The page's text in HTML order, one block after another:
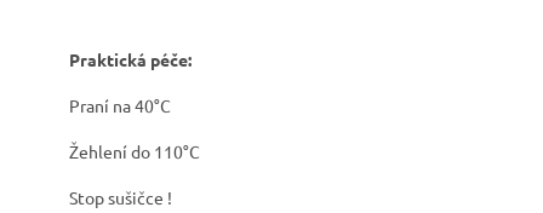
Praktická péče:
Praní na 40°C
Žehlení do 110°C
Stop sušičce !